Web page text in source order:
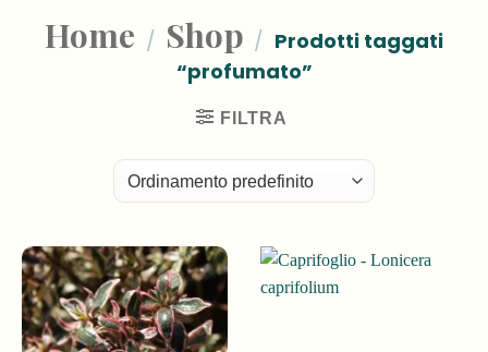
Home / Shop / Prodotti taggati
“profumato”
FILTRA